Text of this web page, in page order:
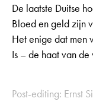
De laatste Duitse
Bloed en geld zijn
Het enige dat men
Is – de haat van de
Post-editing: Ernst